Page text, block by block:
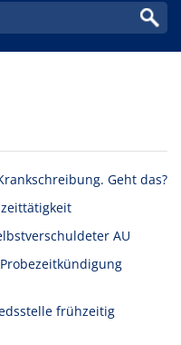
Geht das?
AU
frühzeitig